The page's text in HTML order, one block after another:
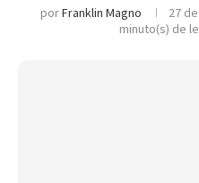
porFranklin Magno 27
minuto(s) de